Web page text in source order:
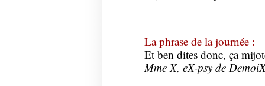
La phrase de la journée :
Et ben dites donc, ça
Mme X, eX-psy de